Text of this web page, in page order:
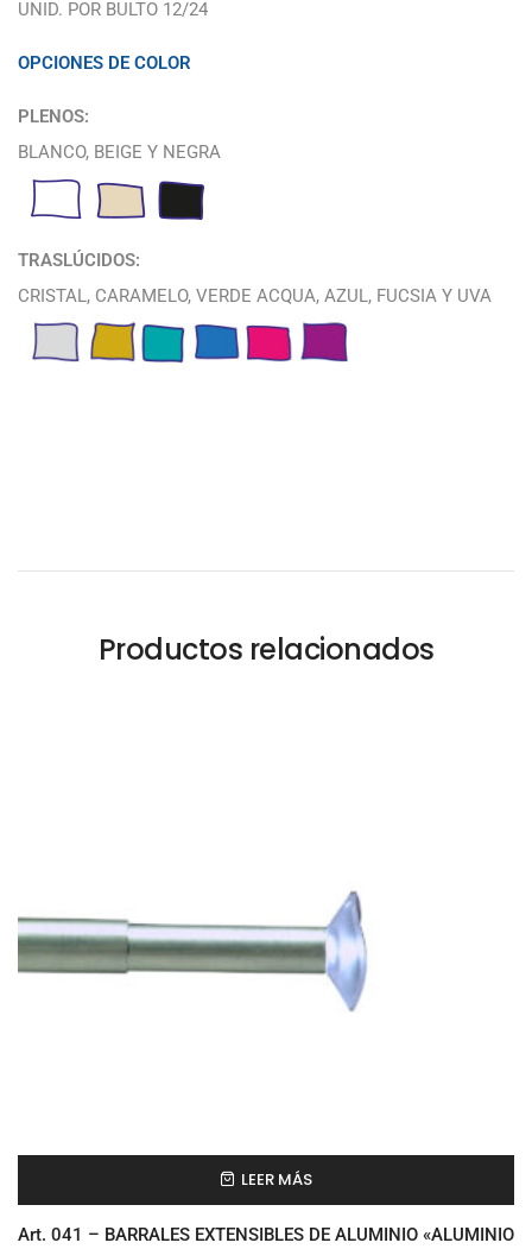
UNID. POR BULTO 12/24
OPCIONES DE COLOR
PLENOS:
BLANCO, BEIGE Y NEGRA
TRASLÚCIDOS:
CRISTAL, CARAMELO, VERDE ACQUA, AZUL, FUCSIA Y UVA
Productos relacionados
LEER MÁS
Art. 041 – BARRALES EXTENSIBLES DE ALUMINIO «ALUMINIO